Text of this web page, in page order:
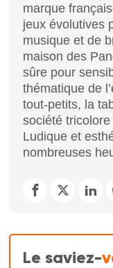
marque
jeux évolutives
musique et de
maison des
sûre pour
thématique de
tout-petits, la
société
Ludique et
nombreuses
Le saviez-